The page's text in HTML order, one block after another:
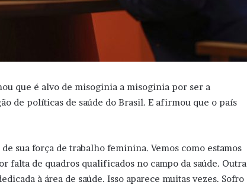
que é alvo de misoginia a misoginia por ser a
de políticas de saúde do Brasil. E afirmou que o país
de sua força de trabalho feminina. Vemos como estamos
falta de quadros qualificados no campo da saúde. Outra
à área de saúde. Isso aparece muitas vezes. Sofro